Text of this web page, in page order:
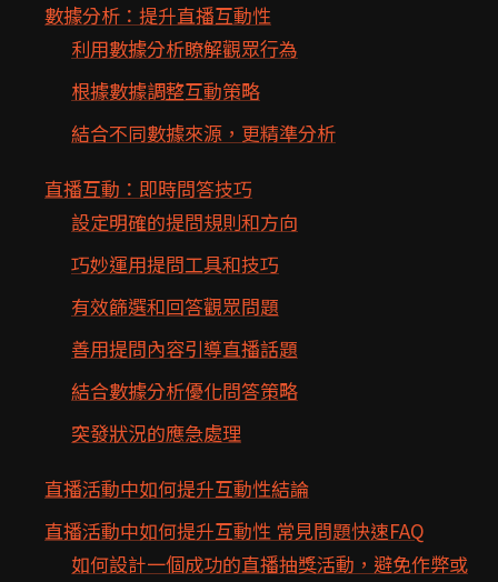
數據分析：提升直播互動性
利用數據分析瞭解觀眾行為
根據數據調整互動策略
結合不同數據來源，更精準分析
直播互動：即時問答技巧
設定明確的提問規則和方向
巧妙運用提問工具和技巧
有效篩選和回答觀眾問題
善用提問內容引導直播話題
結合數據分析優化問答策略
突發狀況的應急處理
直播活動中如何提升互動性結論
直播活動中如何提升互動性 常見問題快速FAQ
如何設計一個成功的直播抽獎活動，避免作弊或